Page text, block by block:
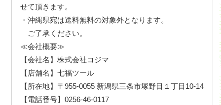
せて頂きます。
・沖縄県宛は送料無料の対象外となります。
ご了承ください。
≪会社概要≫
【会社名】株式会社コジマ
【店舗名】七福ツール
【所在地】〒955-0055 新潟県三条市塚野目１丁目10-14
【電話番号】0256-46-0117